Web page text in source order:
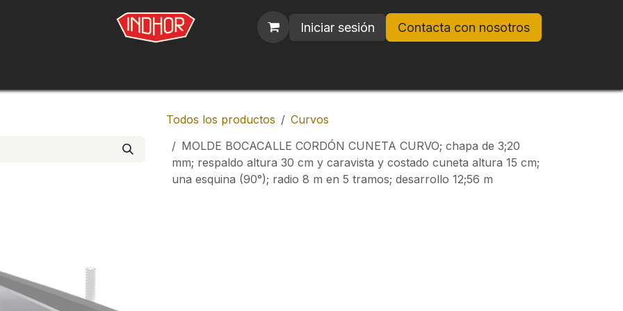
Iniciar sesión Contacta con nosotros
Todos los productos
Curvos
MOLDE BOCACALLE CORDÓN CUNETA CURVO; chapa de 3;20
mm; respaldo altura 30 cm y caravista y costado cuneta altura 15 cm;
una esquina (90°); radio 8 m en 5 tramos; desarrollo 12;56 m